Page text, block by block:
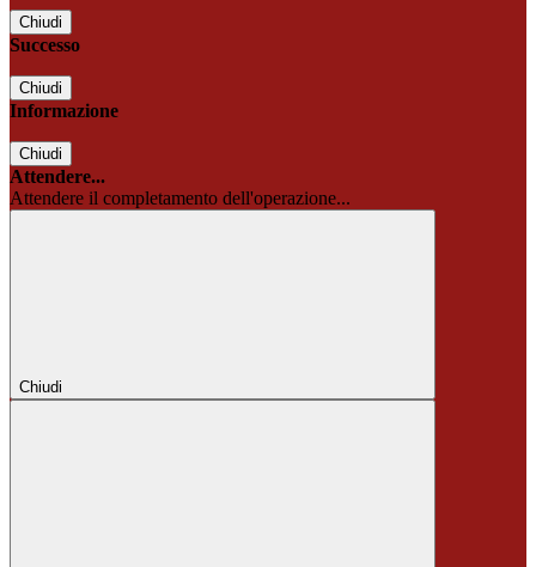
Chiudi
Successo
Chiudi
Informazione
Chiudi
Attendere...
Attendere il completamento dell'operazione...
Chiudi